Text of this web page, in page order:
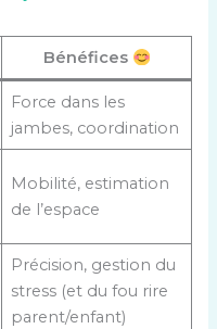
Bénéfices
Force dans les
jambes, coordination
Mobilité, estimation
de l’espace
Précision, gestion du
stress (et du fou rire
parent/enfant)